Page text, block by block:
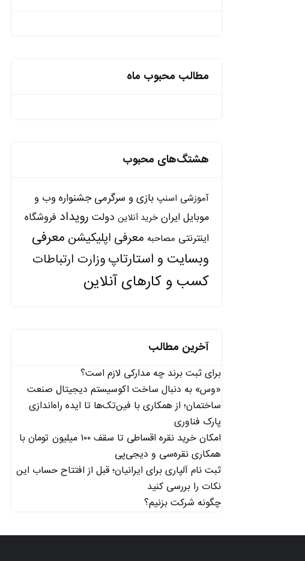
مطالب محبوب ماه
هشتگ‌های محبوب
آموزشی اسنپ بازی و سرگرمی جشنواره وب و
موبایل ایران خرید آنلاین دولت رویداد فروشگاه
اینترنتی مصاحبه معرفی اپلیکیشن معرفی
وبسایت و استارتاپوزارت ارتباطات
کسب و کارهای آنلاین
آخرین مطالب
برای ثبت برند چه مدارکی لازم است؟
«وس» به دنبال ساخت اکوسیستم دیجیتال صنعت
ساختمان؛ از همکاری با فین‌تک‌ها تا ایده راه‌اندازی
پارک فناوری
امکان خرید نقره اقساطی تا سقف ۱۰۰ میلیون تومان با
همکاری نقره‌سی و دیجی‌پی
ثبت نام آلپاری برای ایرانیان؛ قبل از افتتاح حساب این
نکات را بررسی کنید
چگونه شرکت بزنیم؟